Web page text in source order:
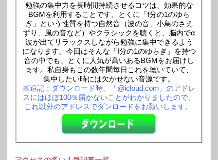
勉強の集中力を長時間持続させるコツは、効果的な
BGMを利用することです。とくに「f分の1のゆら
ぎ」という性質を持つ自然音（波の音、小鳥のさえ
ずり、風の音など）やクラシックを聴くと、脳内でα
波が出てリラックスしながら勉強に集中できるよう
になります。今回はそんな「f分の1のゆらぎ」を持つ
音の中でも、とくに人気が高いあるBGMをお届けし
ます。私自身もこの数年間毎日これを聴いていて、
集中したい時には欠かせない音源です。
※追記：ダウンロード時、「@icloud.com」のアドレ
スにはほぼ100％届かないことがわかりましたので、
これ以外のアドレスでダンロードをお願いします。